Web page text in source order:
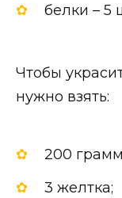
белки – 5
Чтобы
нужно взять:
200
3 желтка;